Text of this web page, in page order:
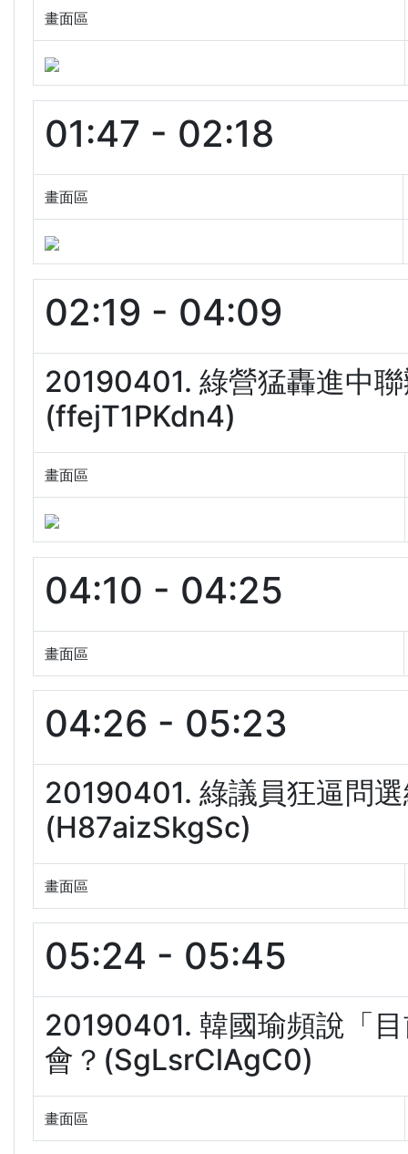
畫面區
01:47 - 02:18
畫面區
02:19 - 04:09
20190401. 綠營猛轟進中
(ffejT1PKdn4)
畫面區
04:10 - 04:25
畫面區
04:26 - 05:23
20190401. 綠議員狂逼問
(H87aizSkgSc)
畫面區
05:24 - 05:45
20190401. 韓國瑜頻說「
會？(SgLsrClAgC0)
畫面區